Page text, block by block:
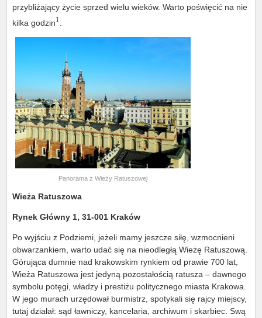
przybliżający życie sprzed wielu wieków. Warto poświęcić na nie
kilka godzin1
Panorama z Wieży Ratuszowej
Wieża Ratuszowa
Rynek Główny 1, 31-001 Kraków
Po wyjściu z Podziemi, jeżeli mamy jeszcze siłę, wzmocnieni
obwarzankiem, warto udać się na nieodległą Wieżę Ratuszową.
Górująca dumnie nad krakowskim rynkiem od prawie 700 lat,
Wieża Ratuszowa jest jedyną pozostałością ratusza – dawnego
symbolu potęgi, władzy i prestiżu politycznego miasta Krakowa.
W jego murach urzędował burmistrz, spotykali się rajcy miejscy,
tutaj działał: sąd ławniczy, kancelaria, archiwum i skarbiec. Swą